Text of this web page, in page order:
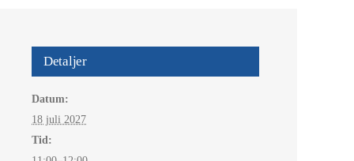
Detaljer
Datum:
18 juli 2027
Tid: